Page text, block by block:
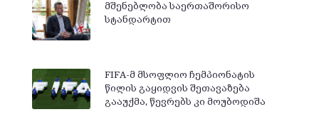
მშენებლობა საერთაშორისო
სტანდარტით
FIFA-მ მსოფლიო ჩემპიონატის
წილის გაყიდვის შეთავაზება
გააუქმა, წევრებს კი მოუბოდიშა